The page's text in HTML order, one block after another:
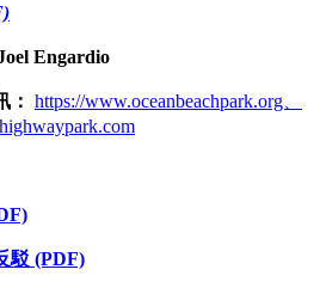
Engardio
： https://www.oceanbeachpark.org、
駁 (PDF)